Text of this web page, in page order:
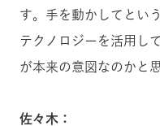
す。手を動かしてとい
テクノロジーを活用し
が本来の意図なのかと
佐々木：